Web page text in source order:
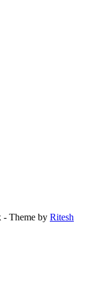
- Theme by Ritesh